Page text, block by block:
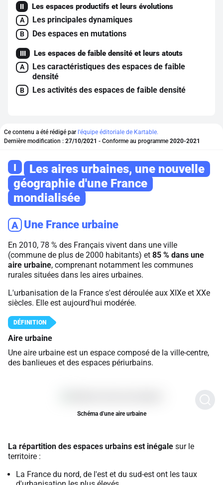
II Les espaces productifs et leurs évolutions
A Les principales dynamiques
B Des espaces en mutations
III Les espaces de faible densité et leurs atouts
A
Les caractéristiques des espaces de faible
densité
B Les activités des espaces de faible densité
Ce contenu a été rédigé par l'équipe éditoriale de Kartable.
Dernière modification : 27/10/2021 - Conforme au programme 2020-2021
I
Les aires urbaines, une nouvelle
géographie d'une France
mondialisée
A Une France urbaine
En 2010, 78 % des Français vivent dans une ville
(commune de plus de 2000 habitants) et 85 % dans une
aire urbaine, comprenant notamment les communes
rurales situées dans les aires urbaines.
L'urbanisation de la France s'est déroulée aux XIXe et XXe
siècles. Elle est aujourd'hui modérée.
Aire urbaine
Une aire urbaine est un espace composé de la ville-centre,
des banlieues et des espaces périurbains.
Schéma d'une aire urbaine
La répartition des espaces urbains est inégale sur le
territoire :
La France du nord, de l'est et du sud-est ont les taux